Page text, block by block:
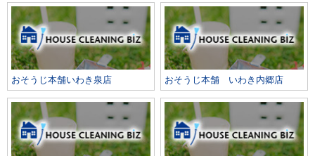
おそうじ本舗いわき泉店 おそうじ本舗 いわき内郷店